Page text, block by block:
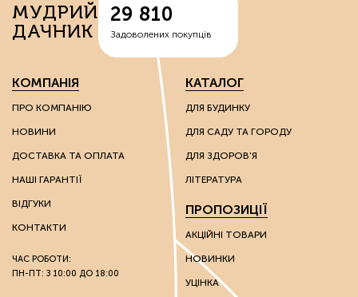
МУДРИЙ
ДАЧНИК
29 810
Задоволених покупців
КОМПАНІЯ
ПРО КОМПАНІЮ
НОВИНИ
ДОСТАВКА ТА ОПЛАТА
НАШІ ГАРАНТІЇ
ВІДГУКИ
КОНТАКТИ
ЧАС РОБОТИ:
ПН-ПТ: З 10:00 ДО 18:00
КАТАЛОГ
ДЛЯ БУДИНКУ
ДЛЯ САДУ ТА ГОРОДУ
ДЛЯ ЗДОРОВ'Я
ЛІТЕРАТУРА
ПРОПОЗИЦІЇ
АКЦІЙНІ ТОВАРИ
НОВИНКИ
УЦІНКА